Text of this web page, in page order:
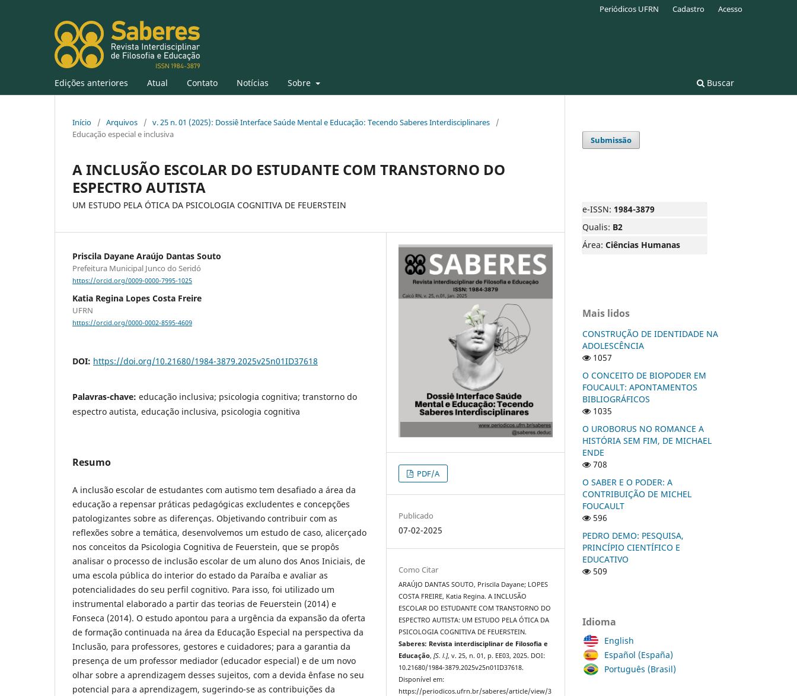
Edições anteriores Atual Contato Notícias Sobre Buscar
Periódicos UFRN Cadastro Acesso
Início / Arquivos / v. 25 n. 01 (2025): Dossiê Interface Saúde Mental e Educação: Tecendo Saberes Interdisciplinares
/
Educação especial e inclusiva
A INCLUSÃO ESCOLAR DO ESTUDANTE COM TRANSTORNO DO
ESPECTRO AUTISTA
UM ESTUDO PELA ÓTICA DA PSICOLOGIA COGNITIVA DE FEUERSTEIN
Priscila Dayane Araújo Dantas Souto
Prefeitura Municipal Junco do Seridó
https://orcid.org/0009-0000-7995-1025
Katia Regina Lopes Costa Freire
UFRN
https://orcid.org/0000-0002-8595-4609
DOI: https://doi.org/10.21680/1984-3879.2025v25n01ID37618
Palavras-chave: educação inclusiva; psicologia cognitiva; transtorno do
espectro autista, educação inclusiva, psicologia cognitiva
Resumo
A inclusão escolar de estudantes com autismo tem desafiado a área da
educação a repensar práticas pedagógicas excludentes e concepções
patologizantes sobre as diferenças. Objetivando contribuir com as
reflexões sobre a temática, desenvolvemos um estudo de caso, alicerçado
nos conceitos da Psicologia Cognitiva de Feuerstein, que se propôs
analisar o processo de inclusão escolar de um aluno dos Anos Iniciais, de
uma escola pública do interior do estado da Paraíba e avaliar as
potencialidades do seu perfil cognitivo. Para isso, foi utilizado um
instrumental elaborado a partir das teorias de Feuerstein (2014) e
Fonseca (2014). O estudo apontou para a urgência da expansão da oferta
de formação continuada na área da Educação Especial na perspectiva da
Inclusão, para professores, gestores e cuidadores; para a garantia da
presença de um professor mediador (educador especial) e de um novo
olhar sobre a aprendizagem desses sujeitos, com a devida ênfase no seu
potencial para a aprendizagem, sugerindo-se as contribuições da
PDF/A
Publicado
07-02-2025
Como Citar
ARAÚJO DANTAS SOUTO, Priscila Dayane; LOPES
COSTA FREIRE, Katia Regina. A INCLUSÃO
ESCOLAR DO ESTUDANTE COM TRANSTORNO DO
ESPECTRO AUTISTA: UM ESTUDO PELA ÓTICA DA
PSICOLOGIA COGNITIVA DE FEUERSTEIN.
Saberes: Revista interdisciplinar de Filosofia e
Educação,[S. l.], v. 25, n. 01, p. EE03, 2025. DOI:
10.21680/1984-3879.2025v25n01ID37618.
Disponível em:
https://periodicos.ufrn.br/saberes/article/view/3
Submissão
e-ISSN: 1984-3879
Qualis: B2
Área: Ciências Humanas
Mais lidos
CONSTRUÇÃO DE IDENTIDADE NA
ADOLESCÊNCIA
1057
O CONCEITO DE BIOPODER EM
FOUCAULT: APONTAMENTOS
BIBLIOGRÁFICOS
1035
O UROBORUS NO ROMANCE A
HISTÓRIA SEM FIM, DE MICHAEL
ENDE
708
O SABER E O PODER: A
CONTRIBUIÇÃO DE MICHEL
FOUCAULT
596
PEDRO DEMO: PESQUISA,
PRINCÍPIO CIENTÍFICO E
EDUCATIVO
509
Idioma
English
Español (España)
Português (Brasil)